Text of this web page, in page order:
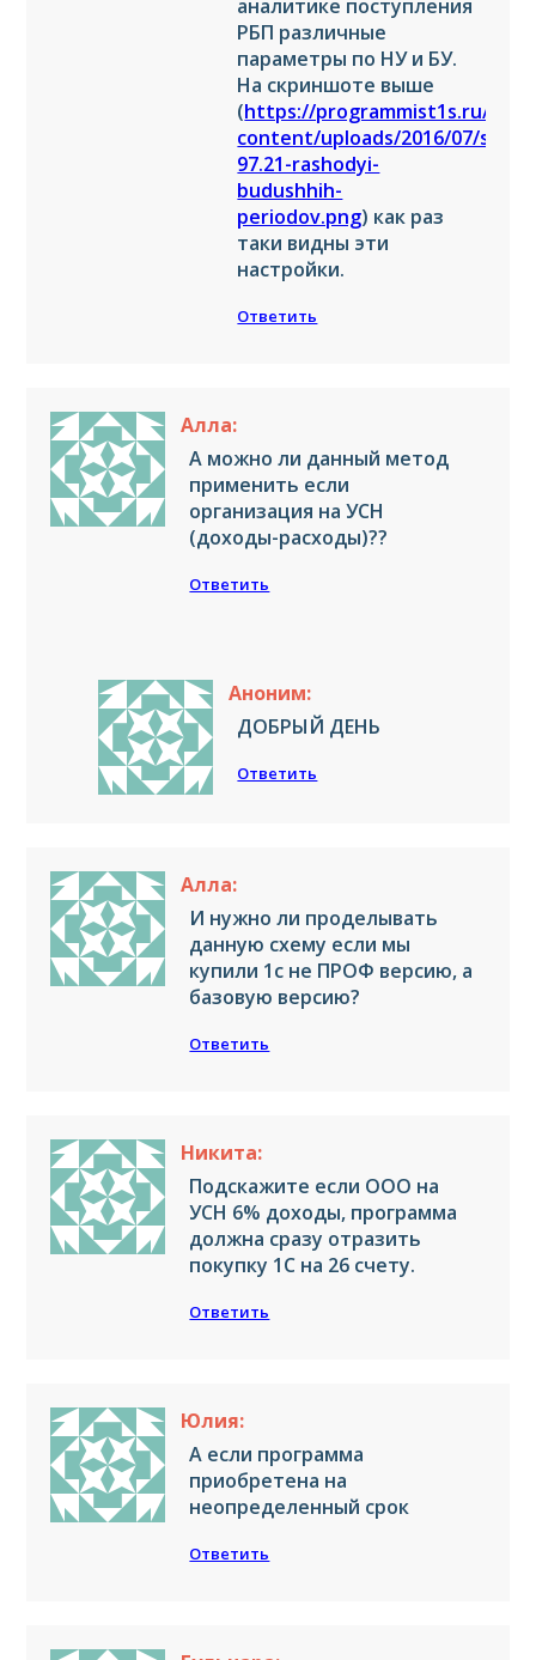
аналитике поступления
РБП различные
параметры по НУ и БУ.
На скриншоте выше
(https://programmist1s.ru/wp-
content/uploads/2016/07/
97.21-rashodyi-
budushhih-
periodov.png) как раз
таки видны эти
настройки.
Ответить
Алла:
А можно ли данный метод
применить если
организация на УСН
(доходы-расходы)??
Ответить
Аноним:
ДОБРЫЙ ДЕНЬ
Ответить
Алла:
И нужно ли проделывать
данную схему если мы
купили 1с не ПРОФ версию, а
базовую версию?
Ответить
Никита:
Подскажите если ООО на
УСН 6% доходы, программа
должна сразу отразить
покупку 1С на 26 счету.
Ответить
Юлия:
А если программа
приобретена на
неопределенный срок
Ответить